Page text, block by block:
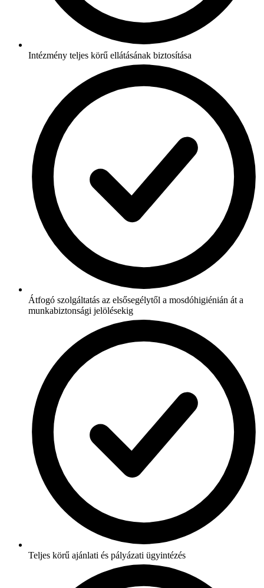
Intézmény teljes körű ellátásának biztosítása
Átfogó szolgáltatás az elsősegélytől a mosdóhigiénián át a
munkabiztonsági jelölésekig
Teljes körű ajánlati és pályázati ügyintézés